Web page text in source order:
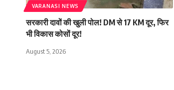
VARANASI NEWS
सरकारी दावों की खुली पोल! DM से 17 KM दूर, फिर
भी विकास कोसों दूर!
August 5, 2026